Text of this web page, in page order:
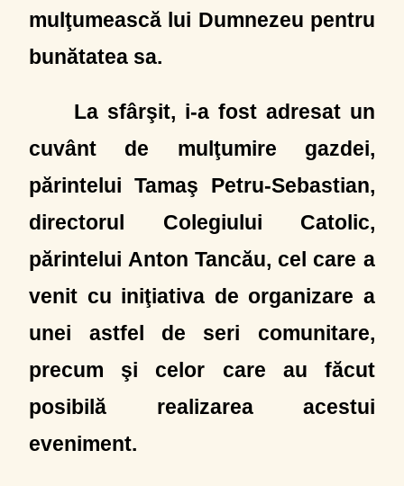
mulţumească lui Dumnezeu pentru
bunătatea sa.
La sfârşit, i-a fost adresat un
cuvânt de mulţumire gazdei,
părintelui Tamaş Petru-Sebastian,
directorul Colegiului Catolic,
părintelui Anton Tancău, cel care a
venit cu iniţiativa de organizare a
unei astfel de seri comunitare,
precum şi celor care au făcut
posibilă realizarea acestui
eveniment.